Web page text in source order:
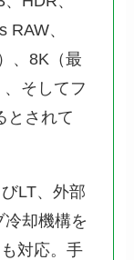
RAW、
、8K（最
そしてフ
とされて
LT、外部
却機構を
対応。手